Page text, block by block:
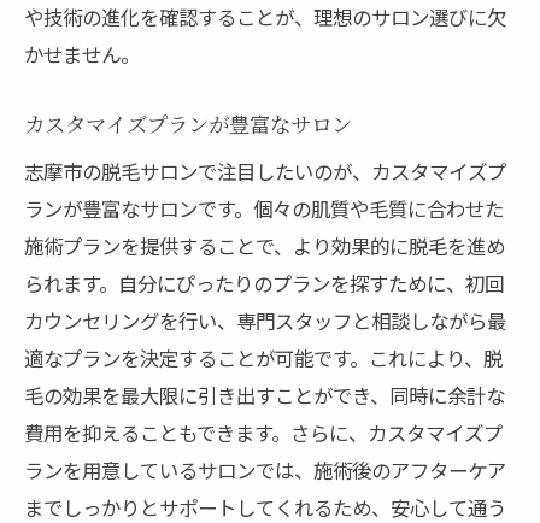
や技術の進化を確認することが、理想のサロン選びに欠
かせません。
カスタマイズプランが豊富なサロン
志摩市の脱毛サロンで注目したいのが、カスタマイズプ
ランが豊富なサロンです。個々の肌質や毛質に合わせた
施術プランを提供することで、より効果的に脱毛を進め
られます。自分にぴったりのプランを探すために、初回
カウンセリングを行い、専門スタッフと相談しながら最
適なプランを決定することが可能です。これにより、脱
毛の効果を最大限に引き出すことができ、同時に余計な
費用を抑えることもできます。さらに、カスタマイズプ
ランを用意しているサロンでは、施術後のアフターケア
までしっかりとサポートしてくれるため、安心して通う